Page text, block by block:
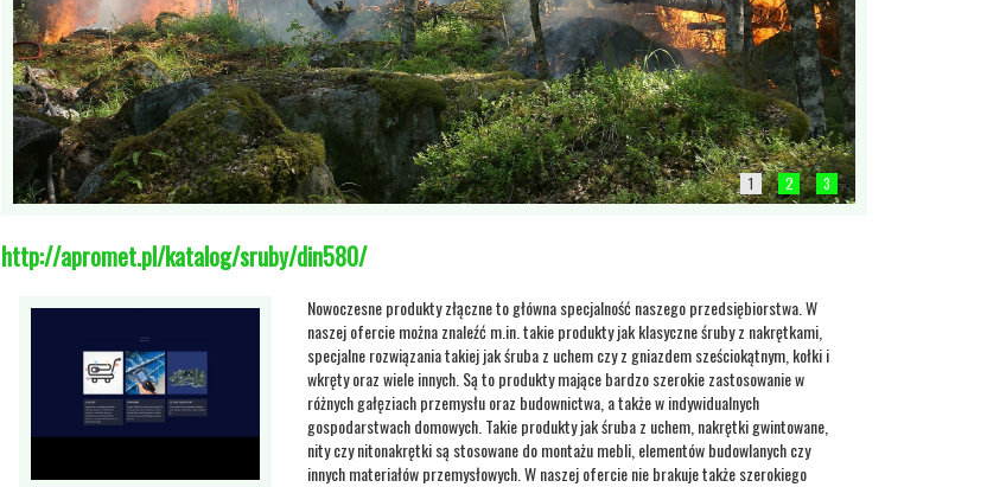
1 2 3
http://apromet.pl/katalog/sruby/din580/
Nowoczesne produkty złączne to główna specjalność naszego przedsiębiorstwa. W
naszej ofercie można znaleźć m.in. takie produkty jak klasyczne śruby z nakrętkami,
specjalne rozwiązania takiej jak śruba z uchem czy z gniazdem sześciokątnym, kołki i
wkręty oraz wiele innych. Są to produkty mające bardzo szerokie zastosowanie w
różnych gałęziach przemysłu oraz budownictwa, a także w indywidualnych
gospodarstwach domowych. Takie produkty jak śruba z uchem, nakrętki gwintowane,
nity czy nitonakrętki są stosowane do montażu mebli, elementów budowlanych czy
innych materiałów przemysłowych. W naszej ofercie nie brakuje także szerokiego